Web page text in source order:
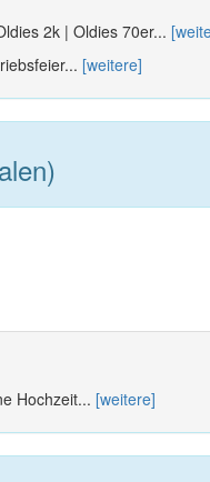
2k | Oldies 70er...
[weitere]
Hochzeit... [weitere]